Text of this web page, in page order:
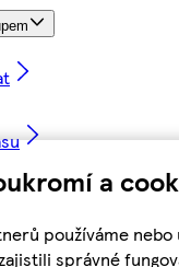
a
používáme
správné